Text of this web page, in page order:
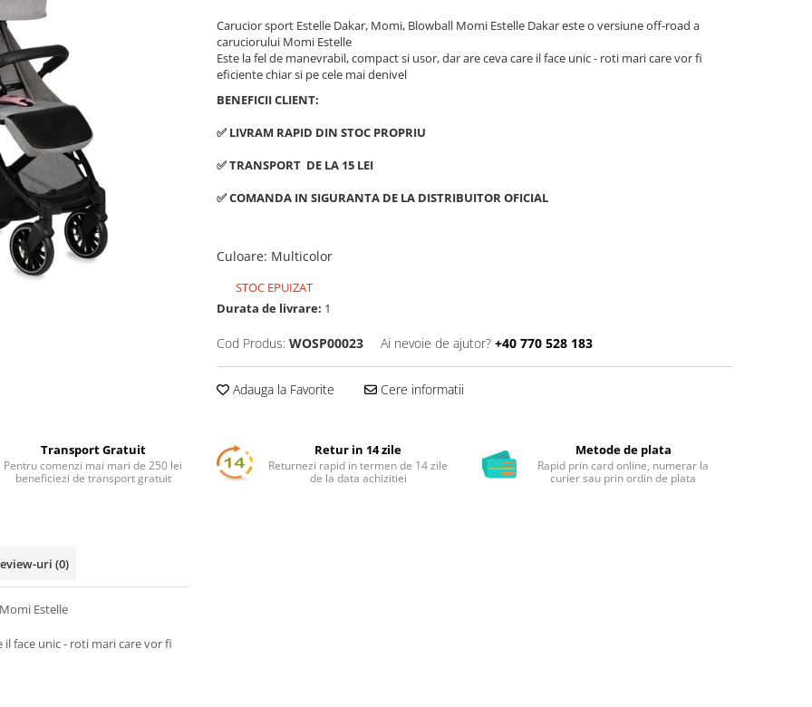
Carucior sport Estelle Dakar, Momi, Blowball Momi Estelle Dakar este o versiune off-road a
caruciorului Momi Estelle
Este la fel de manevrabil, compact si usor, dar are ceva care il face unic - roti mari care vor fi
eficiente chiar si pe cele mai denivel
BENEFICII CLIENT:
✅ LIVRAM RAPID DIN STOC PROPRIU
✅ TRANSPORT DE LA 15 LEI
✅ COMANDA IN SIGURANTA DE LA DISTRIBUITOR OFICIAL
Culoare: Multicolor
STOC EPUIZAT
Durata de livrare: 1
Cod Produs: WOSP00023 Ai nevoie de ajutor? +40 770 528 183
Adauga la Favorite Cere informatii
Transport Gratuit
Pentru comenzi mai mari de 250 lei
beneficiezi de transport gratuit
Retur in 14 zile
Returnezi rapid in termen de 14 zile
de la data achizitiei
Metode de plata
Rapid prin card online, numerar la
curier sau prin ordin de plata
uri (0)
Estelle
il face unic - roti mari care vor fi